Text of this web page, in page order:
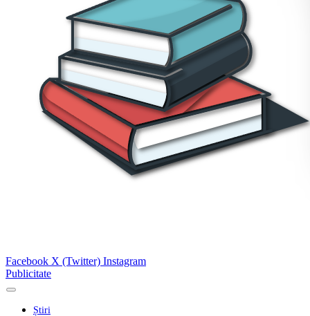
Facebook X (Twitter) Instagram
Publicitate
Știri